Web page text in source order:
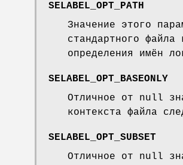
SELABEL_OPT_PATH
Значение этого
стандартного
определения имён
SELABEL_OPT_BASEONLY
Отличное от null
контекста файла
SELABEL_OPT_SUBSET
Отличное от null